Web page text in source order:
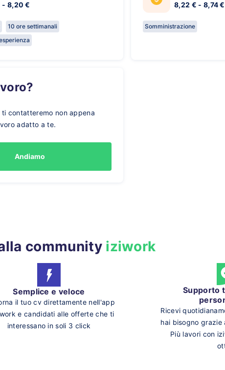
- 8,20 €
10 ore settimanali
8,22 € - 8,74 €
Somministrazione
ti contatteremo non appena
adatto a te.
Andiamo
community iziwork
Semplice e veloce
il tuo cv direttamente nell'app
e candidati alle offerte che ti
interessano in soli 3 click
Supporto
Ricevi
hai bisogno grazie
Più lavori con